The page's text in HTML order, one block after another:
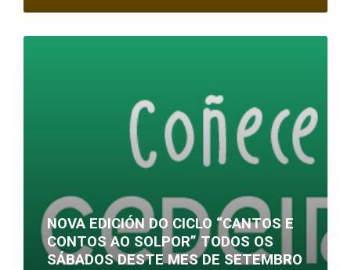
NOVA EDICIÓN DO CICLO “CANTOS E
CONTOS AO SOLPOR” TODOS OS
SÁBADOS DESTE MES DE SETEMBRO
Read